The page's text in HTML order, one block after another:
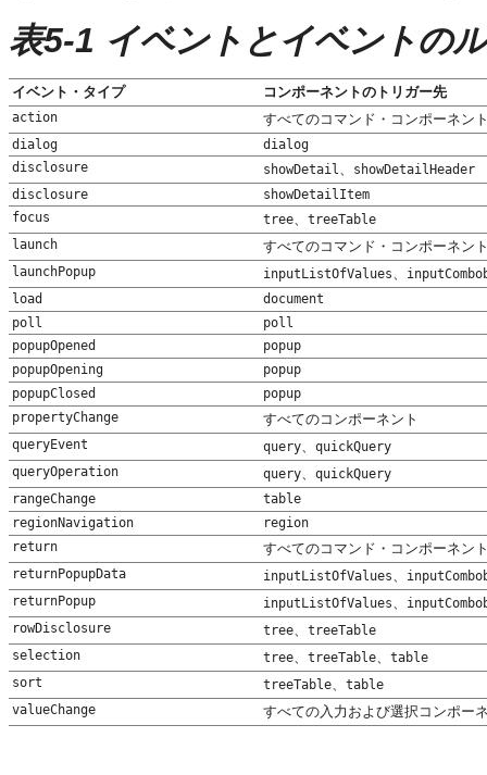
表5-1 イベントとイベントの
イベント・タイプ コンポーネントのトリガー先
action すべてのコマンド・コンポーネン
dialog
dialog
disclosure
showDetail
showDetailHeader
disclosure
showDetailItem
focus
tree
treeTable
launch
すべてのコマンド・コンポーネン
launchPopup inputListOfValues
load
document
poll
poll
popupOpened
popup
popupOpening
popup
popupClosed
popup
propertyChange
すべてのコンポーネント
queryEvent query
quickQuery
queryOperation
query
quickQuery
rangeChange
table
regionNavigation
region
return
すべてのコマンド・コンポーネン
returnPopupData inputListOfValues
returnPopup
inputListOfValues
rowDisclosure
tree
treeTable
selection
tree treeTable
table
sort
treeTable
table
valueChange
すべての入力および選択コンポー